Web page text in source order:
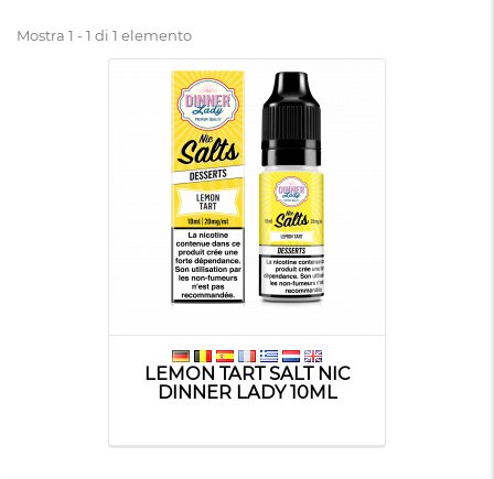
Mostra 1 - 1 di 1 elemento
LEMON TART SALT NIC
DINNER LADY 10ML